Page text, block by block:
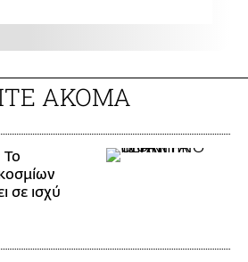
ΑΚΟΜΑ
Το
σε ισχύ